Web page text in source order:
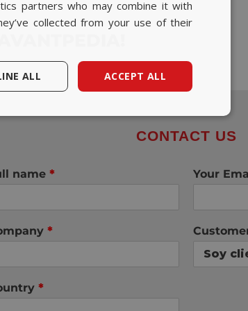
CONTACT US
name * Your
*
*
BASQUE
partners who may combine it with
collected from your use of their
ACCEPT ALL
ALL